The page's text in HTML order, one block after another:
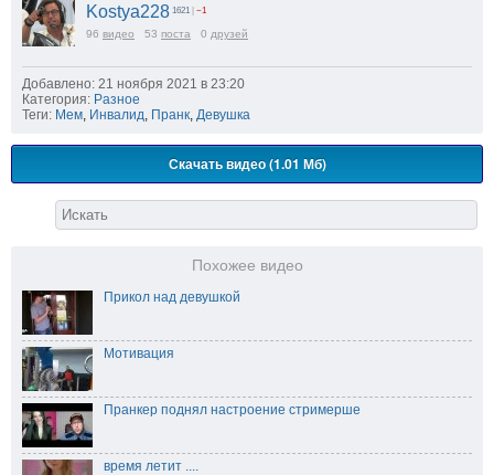
Kostya228 1621 | −1
96 видео 53 поста 0 друзей
Добавлено: 21 ноября 2021 в 23:20
Категория: Разное
Теги: Мем Инвалид Пранк Девушка
Скачать видео (1.01 Мб)
Похожее видео
Прикол над девушкой
Мотивация
Пранкер поднял настроение стримерше
время летит ....